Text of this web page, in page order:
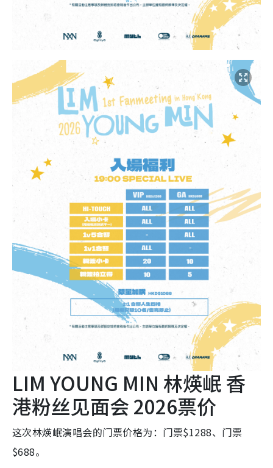
LIM YOUNG MIN 林煐岷 香
港粉丝见面会 2026票价
这次林煐岷演唱会的门票价格为：门票$1288、门票
$688。